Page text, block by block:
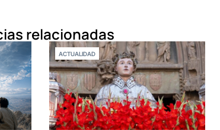
relacionadas
ACTUALIDAD